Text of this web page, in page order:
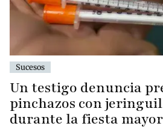
Sucesos
Un testigo denuncia
pinchazos con
durante la fiesta mayor